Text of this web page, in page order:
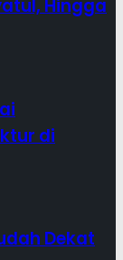
Hingga
di
Dekat